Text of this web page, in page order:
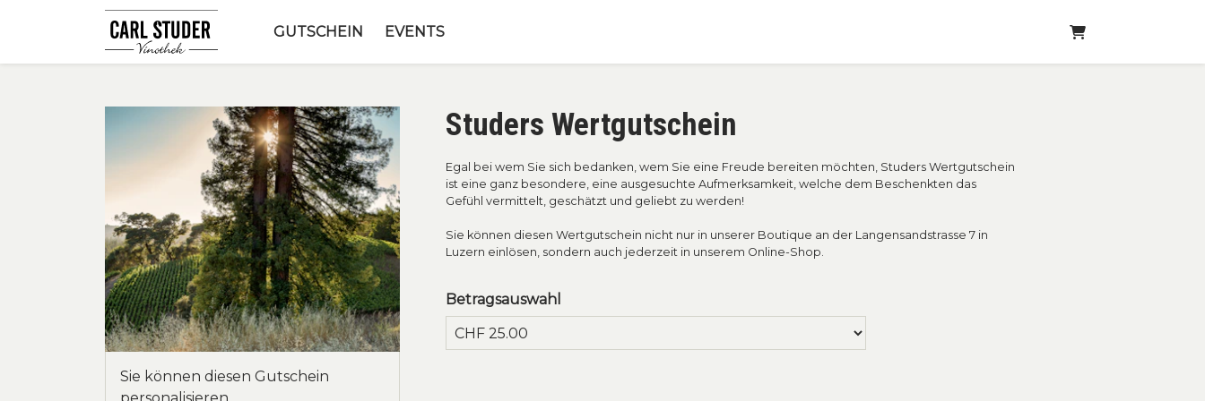
GUTSCHEIN EVENTS
WARENKORB
Sie können diesen Gutschein
Studers Wertgutschein
Egal bei wem Sie sich bedanken, wem Sie eine Freude bereiten möchten, Studers Wertgutschein
ist eine ganz besondere, eine ausgesuchte Aufmerksamkeit, welche dem Beschenkten das
Gefühl vermittelt, geschätzt und geliebt zu werden!
Sie können diesen Wertgutschein nicht nur in unserer Boutique an der Langensandstrasse 7 in
Luzern einlösen, sondern auch jederzeit in unserem Online-Shop.
Betragsauswahl